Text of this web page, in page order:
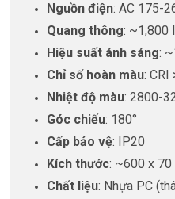
Nguồn điện: AC 175-
Quang thông: ~1,800
Hiệu suất ánh sáng:
Chỉ số hoàn màu: CRI
Nhiệt độ màu: 2800-
Góc chiếu: 180°
Cấp bảo vệ: IP20
Kích thước: ~600 x 70
Chất liệu: Nhựa PC